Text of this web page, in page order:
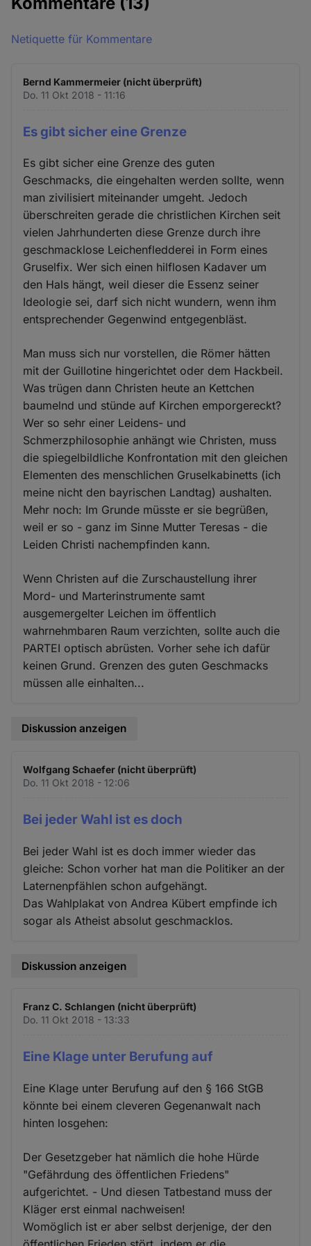
Netiquette für Kommentare
Bernd Kammermeier (nicht überprüft)
Do. 11 Okt 2018 - 11:16
Es gibt sicher eine Grenze
Es gibt sicher eine Grenze des guten
Geschmacks, die eingehalten werden sollte, wenn
man zivilisiert miteinander umgeht. Jedoch
überschreiten gerade die christlichen Kirchen seit
vielen Jahrhunderten diese Grenze durch ihre
geschmacklose Leichenfledderei in Form eines
Gruselfix. Wer sich einen hilflosen Kadaver um
den Hals hängt, weil dieser die Essenz seiner
Ideologie sei, darf sich nicht wundern, wenn ihm
entsprechender Gegenwind entgegenbläst.
Man muss sich nur vorstellen, die Römer hätten
mit der Guillotine hingerichtet oder dem Hackbeil.
Was trügen dann Christen heute an Kettchen
baumelnd und stünde auf Kirchen emporgereckt?
Wer so sehr einer Leidens- und
Schmerzphilosophie anhängt wie Christen, muss
die spiegelbildliche Konfrontation mit den gleichen
Elementen des menschlichen Gruselkabinetts (ich
meine nicht den bayrischen Landtag) aushalten.
Mehr noch: Im Grunde müsste er sie begrüßen,
weil er so - ganz im Sinne Mutter Teresas - die
Leiden Christi nachempfinden kann.
Wenn Christen auf die Zurschaustellung ihrer
Mord- und Marterinstrumente samt
ausgemergelter Leichen im öffentlich
wahrnehmbaren Raum verzichten, sollte auch die
PARTEI optisch abrüsten. Vorher sehe ich dafür
keinen Grund. Grenzen des guten Geschmacks
müssen alle einhalten...
Diskussion anzeigen
Wolfgang Schaefer (nicht überprüft)
Do. 11 Okt 2018 - 12:06
Bei jeder Wahl ist es doch
Bei jeder Wahl ist es doch immer wieder das
gleiche: Schon vorher hat man die Politiker an der
Laternenpfählen schon aufgehängt.
Das Wahlplakat von Andrea Kübert empfinde ich
sogar als Atheist absolut geschmacklos.
Diskussion anzeigen
Franz C. Schlangen (nicht überprüft)
Do. 11 Okt 2018 - 13:33
Eine Klage unter Berufung auf
Eine Klage unter Berufung auf den § 166 StGB
könnte bei einem cleveren Gegenanwalt nach
hinten losgehen:
Der Gesetzgeber hat nämlich die hohe Hürde
"Gefährdung des öffentlichen Friedens"
aufgerichtet. - Und diesen Tatbestand muss der
Kläger erst einmal nachweisen!
Womöglich ist er aber selbst derjenige, der den